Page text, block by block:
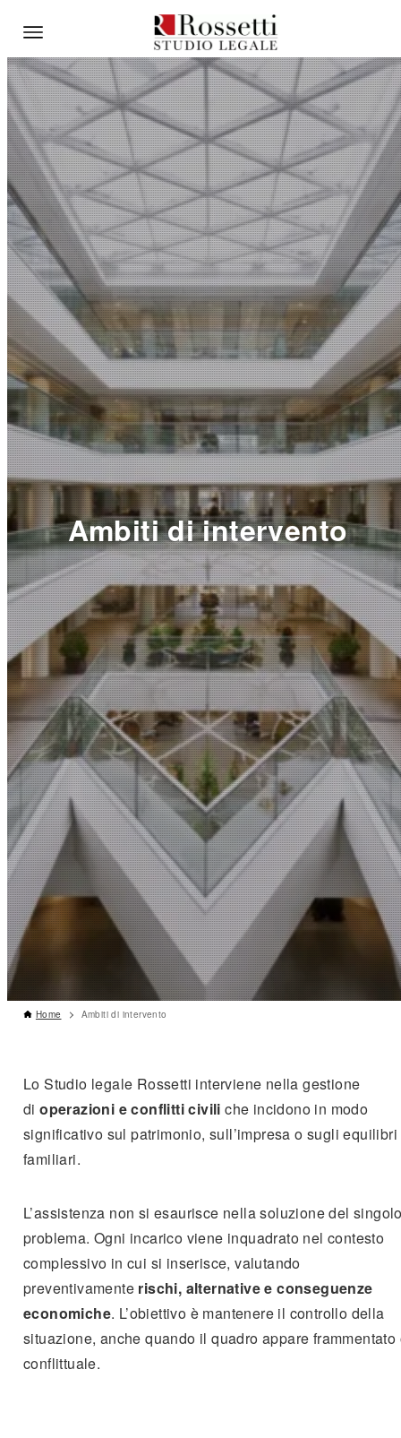
Ambiti di intervento
Home Ambiti di intervento
Lo Studio legale Rossetti interviene nella gestione
dioperazioni e conflitti civili che incidono in modo
significativo sul patrimonio, sull’impresa o sugli equilibri
familiari.
L’assistenza non si esaurisce nella soluzione del
problema. Ogni incarico viene inquadrato nel contesto
complessivo in cui si inserisce, valutando
preventivamente rischi, alternative e conseguenze
economiche. L’obiettivo è mantenere il controllo della
situazione, anche quando il quadro appare frammentato
conflittuale.